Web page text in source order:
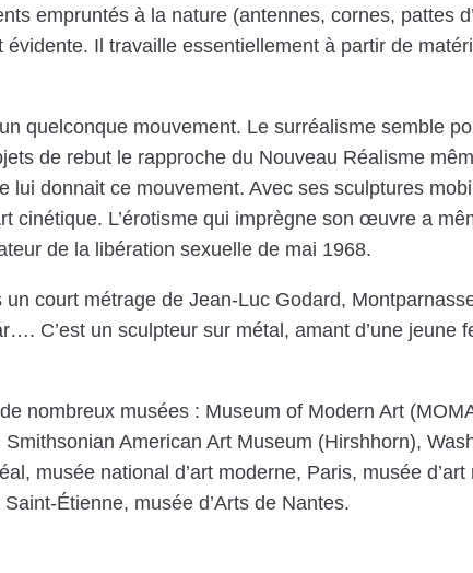
empruntés à la nature (antennes, cornes, pattes
évidente. Il travaille essentiellement à partir de
quelconque mouvement. Le surréalisme semble
de rebut le rapproche du Nouveau Réalisme
lui donnait ce mouvement. Avec ses sculptures
cinétique. L’érotisme qui imprègne son œuvre a
de la libération sexuelle de mai 1968.
court métrage de Jean-Luc Godard,
C’est un sculpteur sur métal, amant d’une jeune
nombreux musées : Museum of Modern Art
American Art Museum (Hirshhorn),
musée national d’art moderne, Paris, musée
Étienne, musée d’Arts de Nantes.